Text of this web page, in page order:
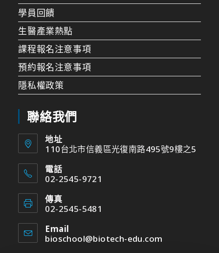
學員回饋
生醫產業熱點
課程報名注意事項
預約報名注意事項
隱私權政策
聯絡我們
地址
110台北市信義區光復南路495號9樓之5
電話
02-2545-9721
傳真
02-2545-5481
Email
bioschool@biotech-edu.com